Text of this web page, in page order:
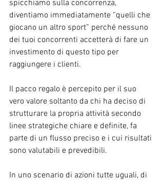
spicchiamo sulla concorrenza,
diventiamo immediatamente “quelli che
giocano un altro sport” perché nessuno
dei tuoi concorrenti accetterà di fare un
investimento di questo tipo per
raggiungere i clienti.
Il pacco regalo è percepito per il suo
vero valore soltanto da chi ha deciso di
strutturare la propria attività secondo
linee strategiche chiare e definite, fa
parte di un flusso preciso e i cui risultati
sono valutabili e prevedibili.
In uno scenario di azioni tutte uguali, di